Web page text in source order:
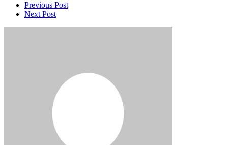
Previous Post
Next Post